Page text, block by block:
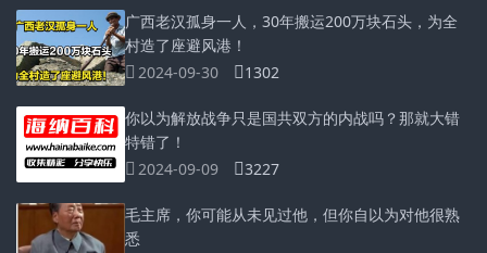
广西老汉孤身一人，30年搬运200万块石头，为全
村造了座避风港！
2024-09-30
1302
你以为解放战争只是国共双方的内战吗？那就大错
特错了！
2024-09-09
3227
毛主席，你可能从未见过他，但你自以为对他很熟
悉